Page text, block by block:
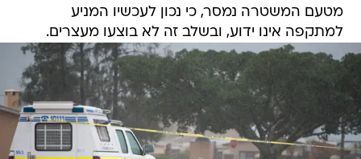
מטעם המשטרה נמסר, כי נכון לעכשיו המניע
למתקפה אינו ידוע, ובשלב זה לא בוצעו מעצרים.